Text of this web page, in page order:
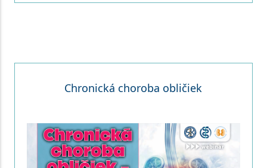
Chronická choroba obličiek